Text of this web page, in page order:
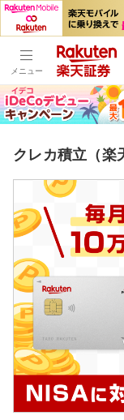
メニュー
クレカ積立（楽